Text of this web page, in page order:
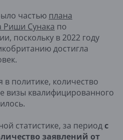
частью плана
Риши Сунака по
поскольку в 2022 году
достигла
политике, количество
визы квалифицированного
статистике, за периодс
заявлений от